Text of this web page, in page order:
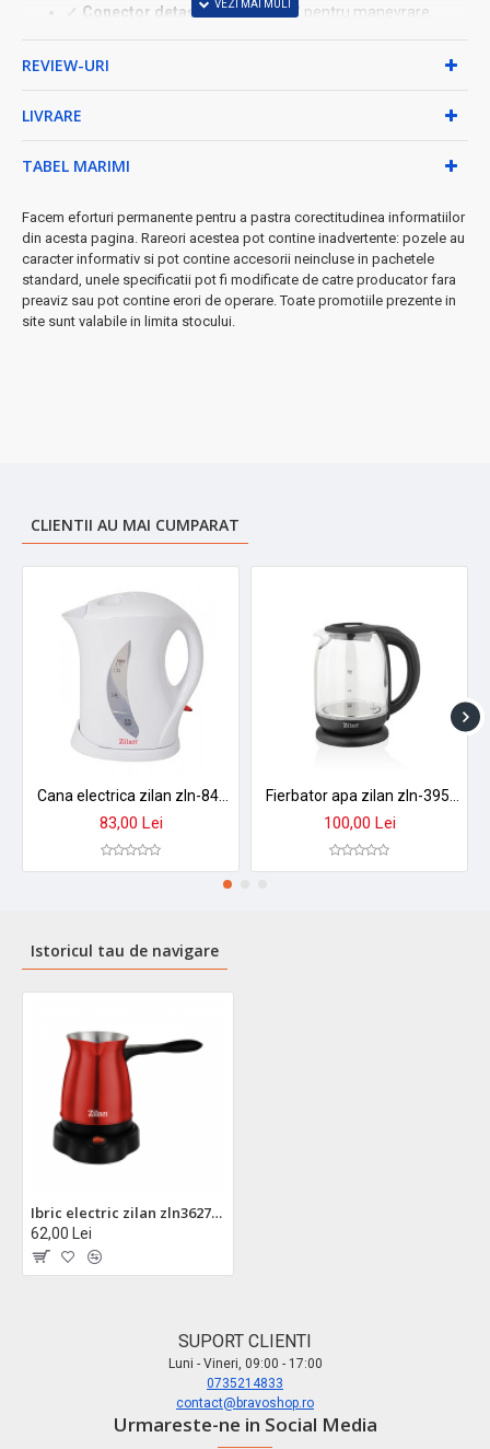
✓ Conector detașabil:rotire 360° pentru manevrare
✓ Element încălzire ascuns:
• Design ergonomic și funcțional
• Preparare uniformă și eficientă
• Perfect pentru uz zilnic sau ocazii speciale
➤Raport calitate-preț excepționalpentru o experiență
autentică de cafea turcească acasă!
REVIEW-URI
LIVRARE
TABEL MARIMI
Facem eforturi permanente pentru a pastra corectitudinea informatiilor
din acesta pagina. Rareori acestea pot contine inadvertente: pozele au
caracter informativ si pot contine accesorii neincluse in pachetele
standard, unele specificatii pot fi modificate de catre producator fara
preaviz sau pot contine erori de operare. Toate promotiile prezente in
site sunt valabile in limita stocului.
CLIENTII AU MAI CUMPARAT
83,00 Lei 100,00 Lei
Istoricul tau de navigare
Ibric electric zilan zln3627, rosu - 600w, capacitate 6 cesti, conector rotativ 360°
62,00 Lei
SUPORT CLIENTI
Luni - Vineri, 09:00 - 17:00
0735214833
contact@bravoshop.ro
Urmareste-ne in Social Media